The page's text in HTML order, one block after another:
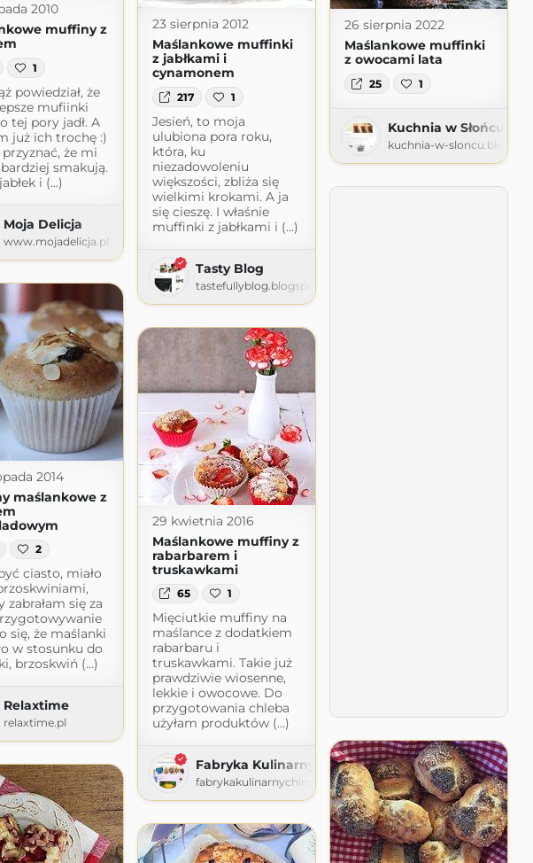
2010
muffiny z
1
powiedział, że
mufiinki
tej pory jadł. A
już ich trochę :)
przyznać, że mi
smakują.
i (...)
Moja Delicja
www.mojadelicja.pl
23 sierpnia 2012
Maślankowe muffinki
z jabłkami i
cynamonem
217 1
Jesień, to moja
ulubiona pora roku,
która, ku
niezadowoleniu
większości, zbliża się
wielkimi krokami. A ja
się cieszę. I właśnie
muffinki z jabłkami i (...)
Tasty Blog
tastefullyblog.blogspot.com
26 sierpnia 2022
Maślankowe muffinki
z owocami lata
25 1
Kuchnia w Słońcu
kuchnia-w-
2014
maślankowe z
2
ciasto, miało
zabrałam się za
się, że maślanki
w stosunku do
brzoskwiń (...)
Relaxtime
relaxtime.pl
29 kwietnia 2016
Maślankowe muffiny z
rabarbarem i
truskawkami
65 1
Mięciutkie muffiny na
maślance z dodatkiem
rabarbaru i
truskawkami. Takie już
prawdziwie wiosenne,
lekkie i owocowe. Do
przygotowania chleba
użyłam produktów (...)
Fabryka Kulinarnych Inspiracji
fabrykakulinarnychinspiracji.blogspot.com